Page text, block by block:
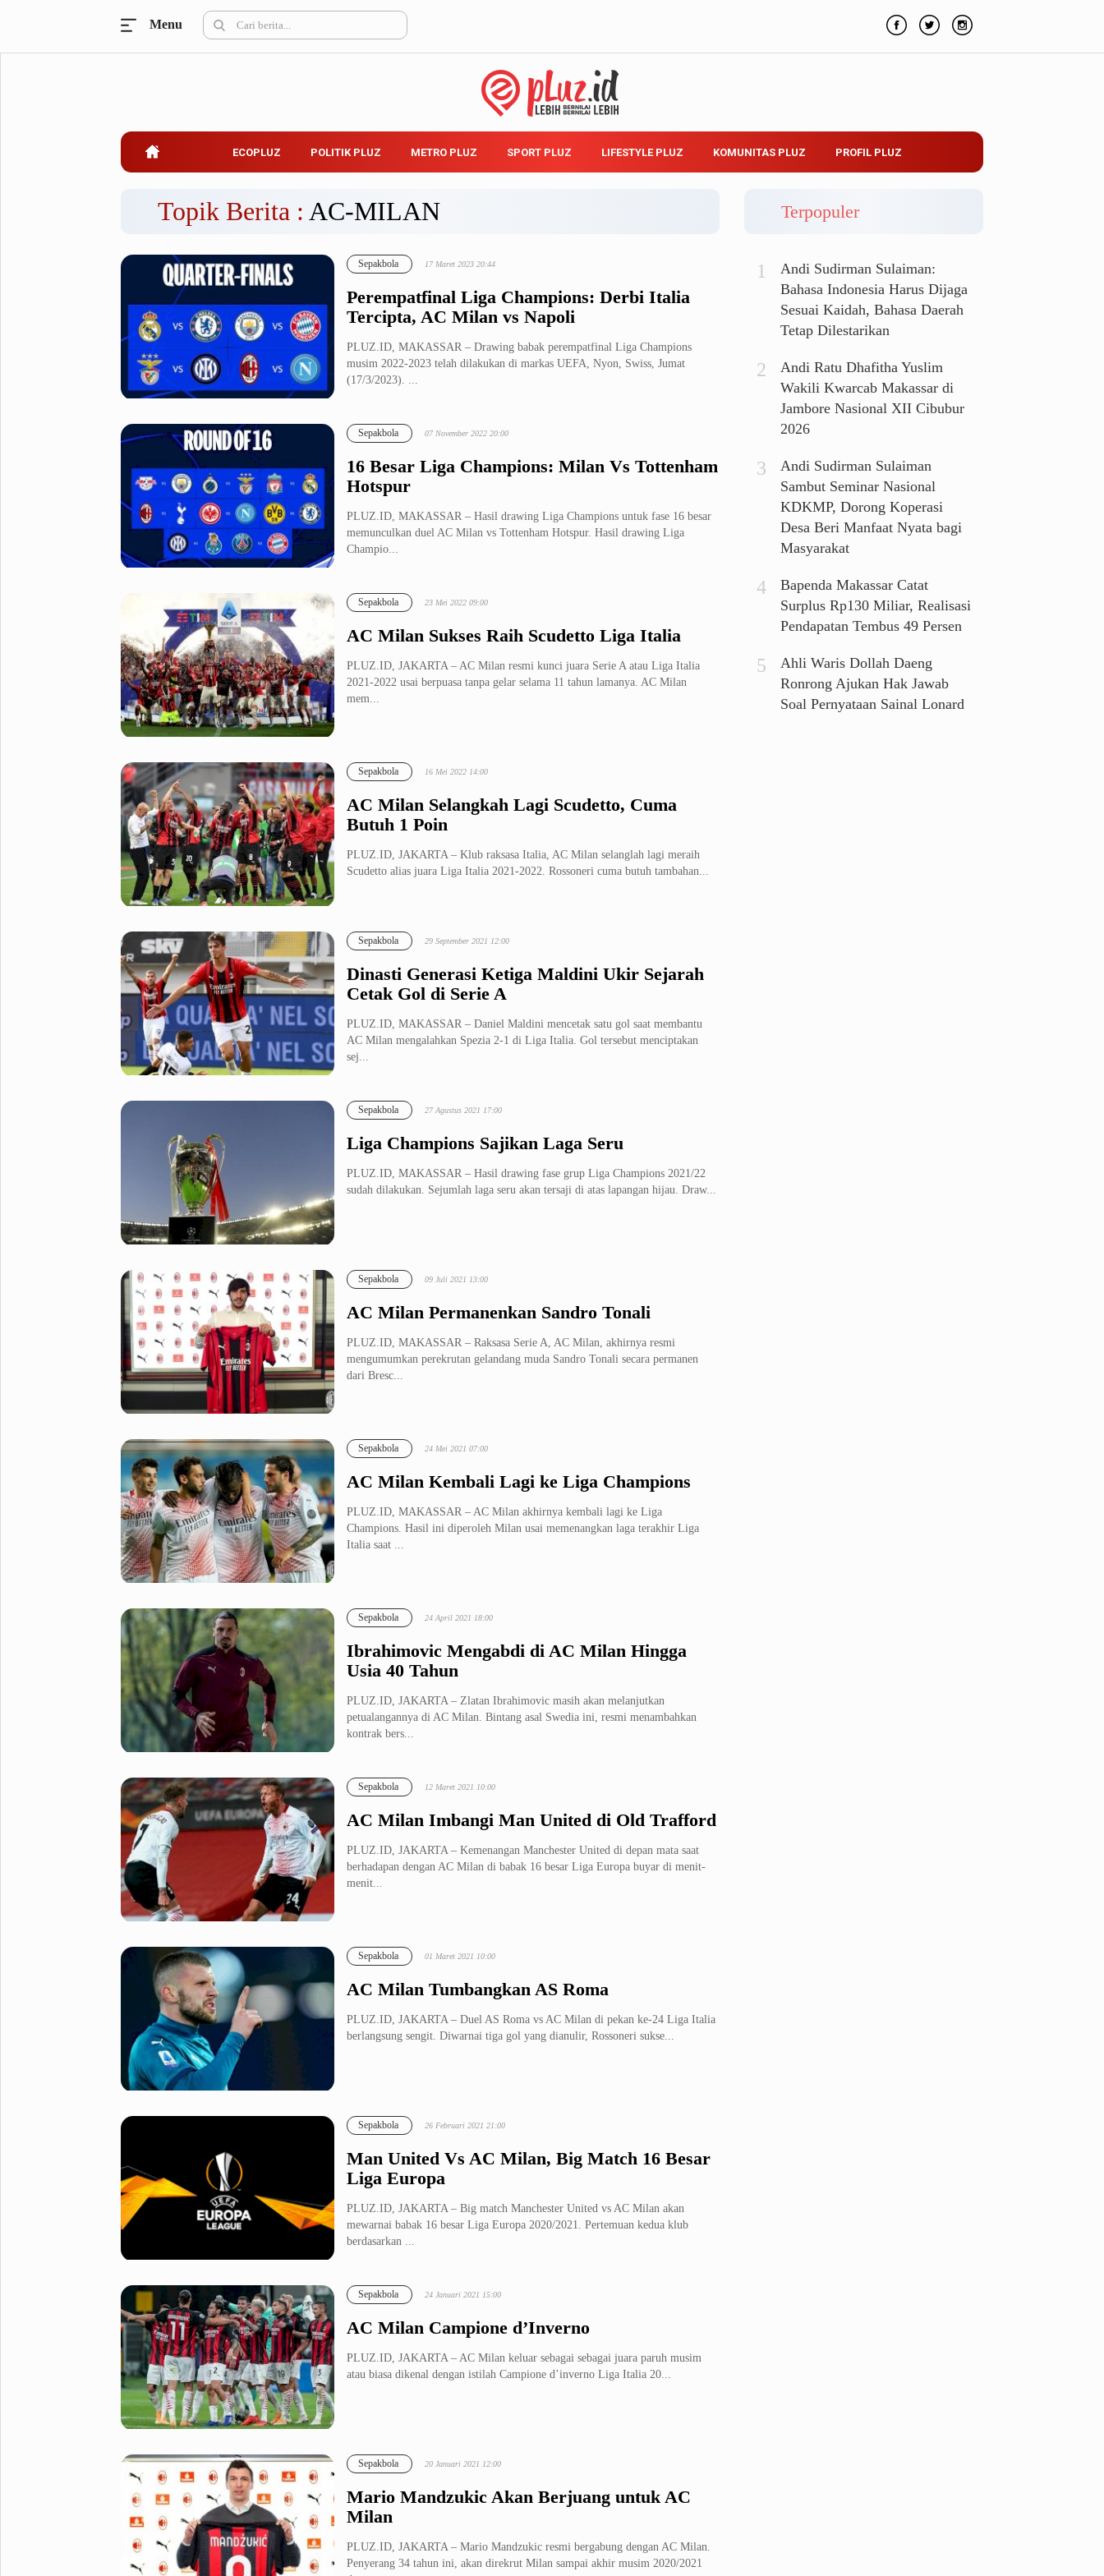
Belanja
Kuliner
Pemilu
Partai Politik
Pilpres
Hukum & Kriminal
Internasional
Citizen
Pemerintahan
Golf
Infotainment
Parenting
Menu
ECOPLUZ POLITIK PLUZ METRO PLUZ SPORT PLUZ LIFESTYLE PLUZ KOMUNITAS PLUZ PROFIL PLUZ
Topik Berita : AC-MILAN
Perempatfinal Liga Champions: Derbi Italia
Tercipta, AC Milan vs Napoli
Sepakbola 17 Maret 2023 20:44
PLUZ.ID, MAKASSAR – Drawing babak perempatfinal Liga Champions
musim 2022-2023 telah dilakukan di markas UEFA, Nyon, Swiss, Jumat
(17/3/2023). ...
16 Besar Liga Champions: Milan Vs Tottenham
Hotspur
Sepakbola 07 November 2022 20:00
PLUZ.ID, MAKASSAR – Hasil drawing Liga Champions untuk fase 16 besar
memunculkan duel AC Milan vs Tottenham Hotspur. Hasil drawing Liga
Champio...
AC Milan Sukses Raih Scudetto Liga Italia
Sepakbola 23 Mei 2022 09:00
PLUZ.ID, JAKARTA – AC Milan resmi kunci juara Serie A atau Liga Italia
2021-2022 usai berpuasa tanpa gelar selama 11 tahun lamanya. AC Milan
mem...
AC Milan Selangkah Lagi Scudetto, Cuma
Butuh 1 Poin
Sepakbola 16 Mei 2022 14:00
PLUZ.ID, JAKARTA – Klub raksasa Italia, AC Milan selanglah lagi meraih
Scudetto alias juara Liga Italia 2021-2022. Rossoneri cuma butuh tambahan...
Dinasti Generasi Ketiga Maldini Ukir Sejarah
Cetak Gol di Serie A
Sepakbola 29 September 2021 12:00
PLUZ.ID, MAKASSAR – Daniel Maldini mencetak satu gol saat membantu
AC Milan mengalahkan Spezia 2-1 di Liga Italia. Gol tersebut menciptakan
sej...
Liga Champions Sajikan Laga Seru
Sepakbola 27 Agustus 2021 17:00
PLUZ.ID, MAKASSAR – Hasil drawing fase grup Liga Champions 2021/22
sudah dilakukan. Sejumlah laga seru akan tersaji di atas lapangan hijau. Draw...
AC Milan Permanenkan Sandro Tonali
Sepakbola 09 Juli 2021 13:00
PLUZ.ID, MAKASSAR – Raksasa Serie A, AC Milan, akhirnya resmi
mengumumkan perekrutan gelandang muda Sandro Tonali secara permanen
dari Bresc...
AC Milan Kembali Lagi ke Liga Champions
Sepakbola 24 Mei 2021 07:00
PLUZ.ID, MAKASSAR – AC Milan akhirnya kembali lagi ke Liga
Champions. Hasil ini diperoleh Milan usai memenangkan laga terakhir Liga
Italia saat ...
Ibrahimovic Mengabdi di AC Milan Hingga
Usia 40 Tahun
Sepakbola 24 April 2021 18:00
PLUZ.ID, JAKARTA – Zlatan Ibrahimovic masih akan melanjutkan
petualangannya di AC Milan. Bintang asal Swedia ini, resmi menambahkan
kontrak bers...
AC Milan Imbangi Man United di Old Trafford
Sepakbola 12 Maret 2021 10:00
PLUZ.ID, JAKARTA – Kemenangan Manchester United di depan mata saat
berhadapan dengan AC Milan di babak 16 besar Liga Europa buyar di menit-
menit...
AC Milan Tumbangkan AS Roma
Sepakbola 01 Maret 2021 10:00
PLUZ.ID, JAKARTA – Duel AS Roma vs AC Milan di pekan ke-24 Liga Italia
berlangsung sengit. Diwarnai tiga gol yang dianulir, Rossoneri sukse...
Man United Vs AC Milan, Big Match 16 Besar
Liga Europa
Sepakbola 26 Februari 2021 21:00
PLUZ.ID, JAKARTA – Big match Manchester United vs AC Milan akan
mewarnai babak 16 besar Liga Europa 2020/2021. Pertemuan kedua klub
berdasarkan ...
AC Milan Campione d’Inverno
Sepakbola 24 Januari 2021 15:00
PLUZ.ID, JAKARTA – AC Milan keluar sebagai sebagai juara paruh musim
atau biasa dikenal dengan istilah Campione d’inverno Liga Italia 20...
Mario Mandzukic Akan Berjuang untuk AC
Milan
Sepakbola 20 Januari 2021 12:00
PLUZ.ID, JAKARTA – Mario Mandzukic resmi bergabung dengan AC Milan.
Penyerang 34 tahun ini, akan direkrut Milan sampai akhir musim 2020/2021
Terpopuler
Andi Sudirman Sulaiman:
Bahasa Indonesia Harus Dijaga
Sesuai Kaidah, Bahasa Daerah
Tetap Dilestarikan
Andi Ratu Dhafitha Yuslim
Wakili Kwarcab Makassar di
Jambore Nasional XII Cibubur
2026
Andi Sudirman Sulaiman
Sambut Seminar Nasional
KDKMP, Dorong Koperasi
Desa Beri Manfaat Nyata bagi
Masyarakat
Bapenda Makassar Catat
Surplus Rp130 Miliar, Realisasi
Pendapatan Tembus 49 Persen
Ahli Waris Dollah Daeng
Ronrong Ajukan Hak Jawab
Soal Pernyataan Sainal Lonard